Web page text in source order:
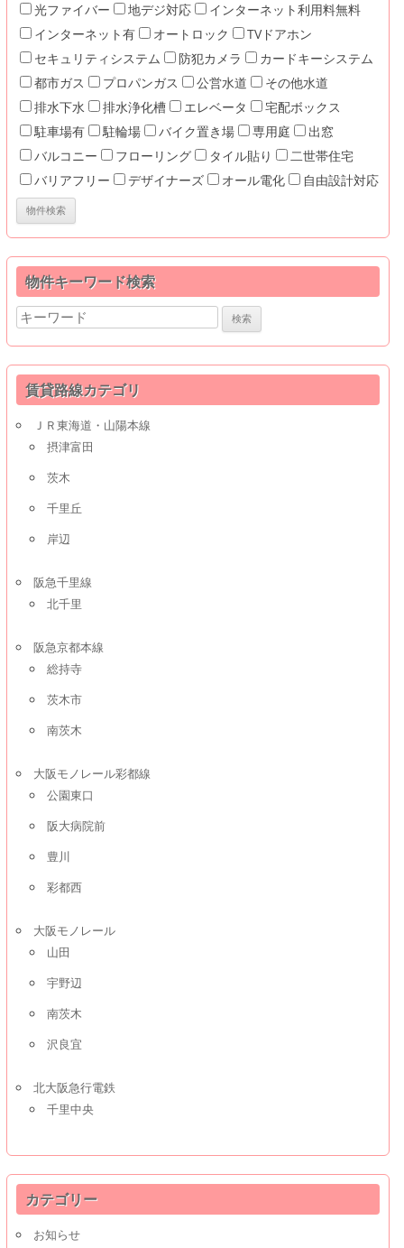
光ファイバー
地デジ対応
インターネット利用料無料
インターネット有
オートロック
TVドアホン
セキュリティシステム
防犯カメラ
カードキーシステム
都市ガス
プロパンガス 公営水道
その他水道
排水下水
排水浄化槽 エレベータ
宅配ボックス
駐車場有
駐輪場 バイク置き場 専用庭
出窓
バルコニー
フローリング タイル貼り
二世帯住宅
バリアフリー
デザイナーズ オール電化 自由設計対応
物件キーワード検索
Search
for:
賃貸路線カテゴリ
ＪＲ東海道・山陽本線
摂津富田
茨木
千里丘
岸辺
阪急千里線
北千里
阪急京都本線
総持寺
茨木市
南茨木
大阪モノレール彩都線
公園東口
阪大病院前
豊川
彩都西
大阪モノレール
山田
宇野辺
南茨木
沢良宜
北大阪急行電鉄
千里中央
カテゴリー
お知らせ